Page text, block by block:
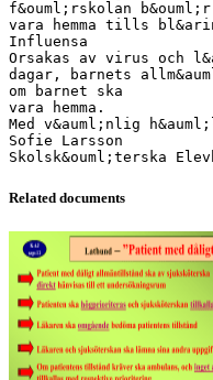
f&ouml;rskolan b&ouml;r
vara hemma tills
Influensa
Orsakas av virus och
dagar, barnets
om barnet ska
vara hemma.
Med v&auml;nlig
Sofie Larsson
Related documents